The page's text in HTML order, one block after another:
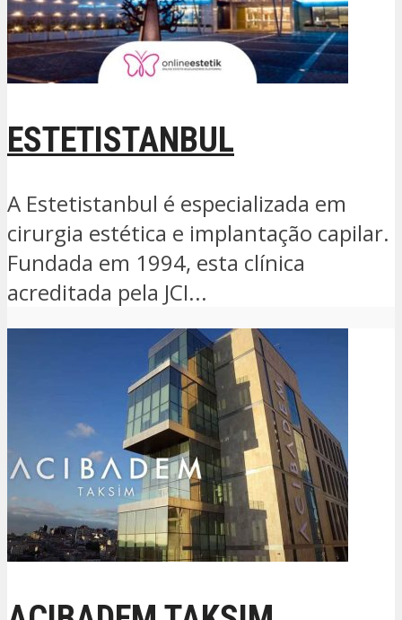
ESTETISTANBUL
A Estetistanbul é especializada em
cirurgia estética e implantação capilar.
Fundada em 1994, esta clínica
acreditada pela JCI...